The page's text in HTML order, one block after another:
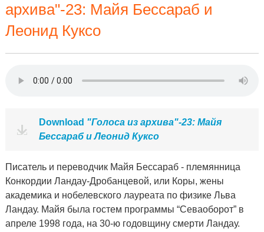
архива"-23: Майя Бессараб и
Леонид Куксо
Download "Голоса из архива"-23: Майя
Бессараб и Леонид Куксо
Писатель и переводчик Майя Бессараб - племянница
Конкордии Ландау-Дробанцевой, или Коры, жены
академика и нобелевского лауреата по физике Льва
Ландау. Майя была гостем программы “Севаоборот” в
апреле 1998 года, на 30-ю годовщину смерти Ландау.